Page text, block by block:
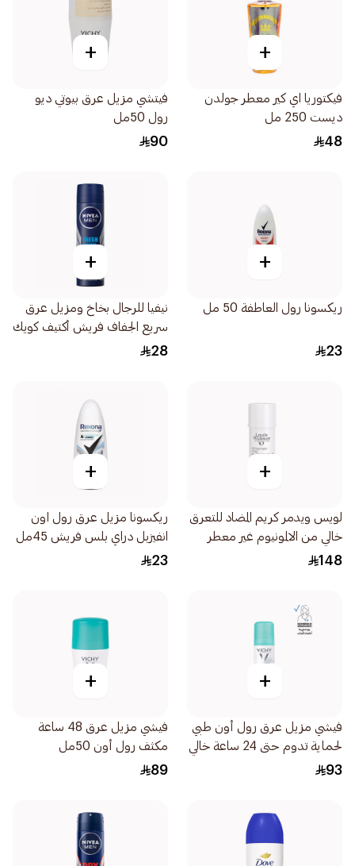
+
فيكتوريا اي كير معطر جولدن
ديست 250 مل
48
+
فيتشي مزيل عرق بيوتي ديو
رول 50مل
90
+
ريكسونا رول العاطفة 50 مل
23
+
نيفيا للرجال بخاخ ومزيل عرق
سريع الجفاف فريش أكتيف كويك
دراي 150مل
28
+
لويس ويدمر كريم المضاد للتعرق
خالي من الالمونيوم غير معطر
40مل
148
+
ريكسونا مزيل عرق رول اون
انفيزبل دراي بلس فريش 45مل
23
+
فيشي مزيل عرق رول أون طبي
لحماية تدوم حتى 24 ساعة خالي
من الألمنيوم 50مل
93
+
فيشي مزيل عرق 48 ساعة
مكثف رول أون 50مل
89